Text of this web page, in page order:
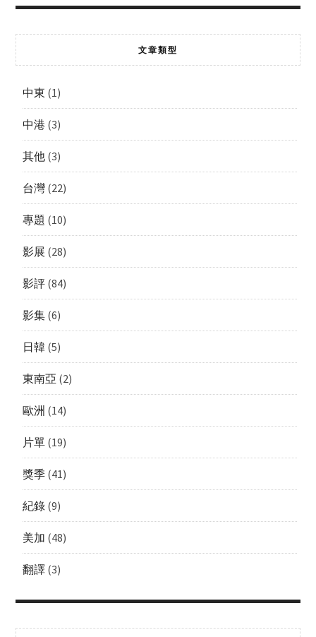
文章類型
中東 (1)
中港 (3)
其他(3)
台灣(22)
專題 (10)
影展 (28)
影評(84)
影集(6)
日韓(5)
東南亞 (2)
歐洲 (14)
片單(19)
獎季(41)
紀錄(9)
美加 (48)
翻譯(3)